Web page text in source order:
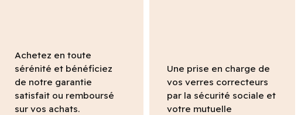
Achetez en toute
sérénité et bénéficiez
de notre garantie
satisfait ou remboursé
sur vos achats.
Une prise en charge de
vos verres correcteurs
par la sécurité sociale et
votre mutuelle